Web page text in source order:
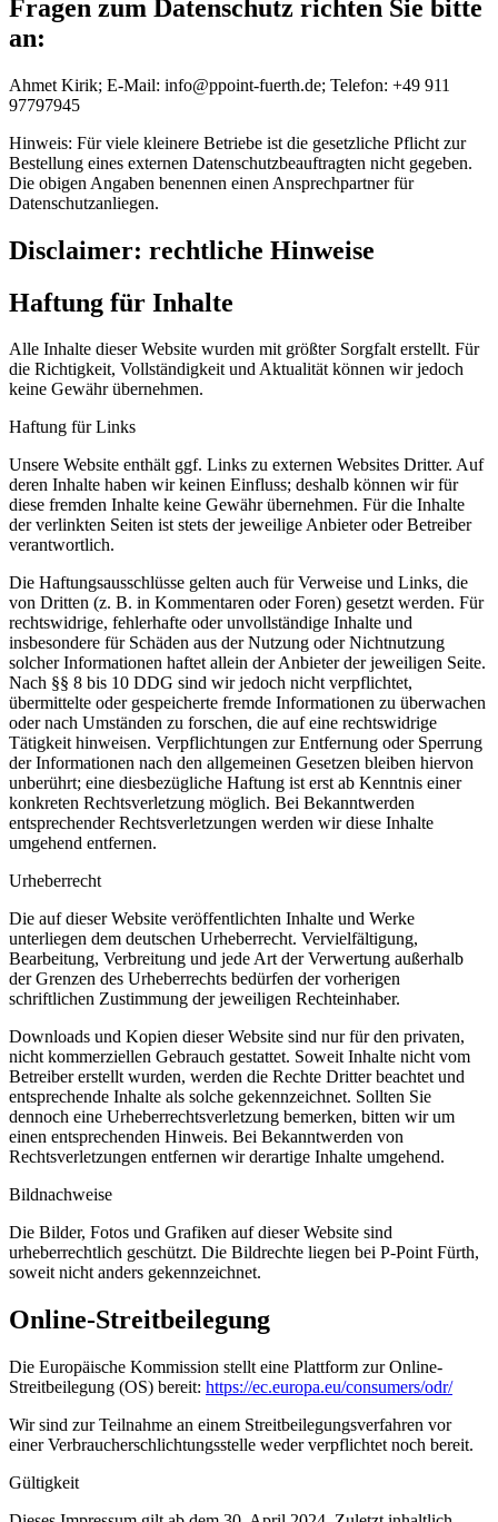
Fragen zum Datenschutz richten Sie bitte
an:
Ahmet Kirik; E-Mail: info@ppoint-fuerth.de; Telefon: +49 911
97797945
Hinweis: Für viele kleinere Betriebe ist die gesetzliche Pflicht zur
Bestellung eines externen Datenschutzbeauftragten nicht gegeben.
Die obigen Angaben benennen einen Ansprechpartner für
Datenschutzanliegen.
Disclaimer: rechtliche Hinweise
Haftung für Inhalte
Alle Inhalte dieser Website wurden mit größter Sorgfalt erstellt. Für
die Richtigkeit, Vollständigkeit und Aktualität können wir jedoch
keine Gewähr übernehmen.
Haftung für Links
Unsere Website enthält ggf. Links zu externen Websites Dritter. Auf
deren Inhalte haben wir keinen Einfluss; deshalb können wir für
diese fremden Inhalte keine Gewähr übernehmen. Für die Inhalte
der verlinkten Seiten ist stets der jeweilige Anbieter oder Betreiber
verantwortlich.
Die Haftungsausschlüsse gelten auch für Verweise und Links, die
von Dritten (z. B. in Kommentaren oder Foren) gesetzt werden. Für
rechtswidrige, fehlerhafte oder unvollständige Inhalte und
insbesondere für Schäden aus der Nutzung oder Nichtnutzung
solcher Informationen haftet allein der Anbieter der jeweiligen Seite.
Nach §§ 8 bis 10 DDG sind wir jedoch nicht verpflichtet,
übermittelte oder gespeicherte fremde Informationen zu überwachen
oder nach Umständen zu forschen, die auf eine rechtswidrige
Tätigkeit hinweisen. Verpflichtungen zur Entfernung oder Sperrung
der Informationen nach den allgemeinen Gesetzen bleiben hiervon
unberührt; eine diesbezügliche Haftung ist erst ab Kenntnis einer
konkreten Rechtsverletzung möglich. Bei Bekanntwerden
entsprechender Rechtsverletzungen werden wir diese Inhalte
umgehend entfernen.
Urheberrecht
Die auf dieser Website veröffentlichten Inhalte und Werke
unterliegen dem deutschen Urheberrecht. Vervielfältigung,
Bearbeitung, Verbreitung und jede Art der Verwertung außerhalb
der Grenzen des Urheberrechts bedürfen der vorherigen
schriftlichen Zustimmung der jeweiligen Rechteinhaber.
Downloads und Kopien dieser Website sind nur für den privaten,
nicht kommerziellen Gebrauch gestattet. Soweit Inhalte nicht vom
Betreiber erstellt wurden, werden die Rechte Dritter beachtet und
entsprechende Inhalte als solche gekennzeichnet. Sollten Sie
dennoch eine Urheberrechtsverletzung bemerken, bitten wir um
einen entsprechenden Hinweis. Bei Bekanntwerden von
Rechtsverletzungen entfernen wir derartige Inhalte umgehend.
Bildnachweise
Die Bilder, Fotos und Grafiken auf dieser Website sind
urheberrechtlich geschützt. Die Bildrechte liegen bei P-Point Fürth,
soweit nicht anders gekennzeichnet.
Online-Streitbeilegung
Die Europäische Kommission stellt eine Plattform zur Online-
Streitbeilegung (OS) bereit: https://ec.europa.eu/consumers/odr/
Wir sind zur Teilnahme an einem Streitbeilegungsverfahren vor
einer Verbraucherschlichtungsstelle weder verpflichtet noch bereit.
Gültigkeit